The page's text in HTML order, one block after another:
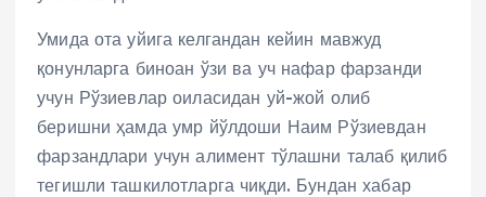
Умида ота уйига келгандан кейин мавжуд
қонунларга биноан ўзи ва уч нафар фарзанди
учун Рўзиевлар оиласидан уй-жой олиб
беришни ҳамда умр йўлдоши Наим Рўзиевдан
фарзандлари учун алимент тўлашни талаб қилиб
тегишли ташкилотларга чиқди. Бундан хабар